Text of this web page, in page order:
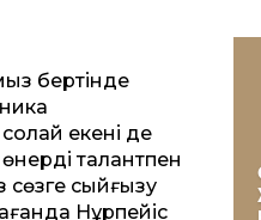
бертінде
екені де
талантпен
сөзге сыйғызу
Нұрпейіс